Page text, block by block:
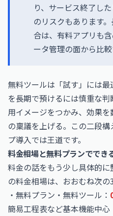
り、サービス終了し
のリスクもあります
合は、有料アプリも
ータ管理の面から比
無料ツールは「試す」には
を長期で預けるには慎重な
用イメージをつかみ、効果
の稟議を上げる。この二段
プ導入では王道です。
料金相場と無料プランででき
料金の話をもう少し具体的
の料金相場は、おおむね次の
・無料プラン・無料ツール：
簡易工程表など基本機能中心